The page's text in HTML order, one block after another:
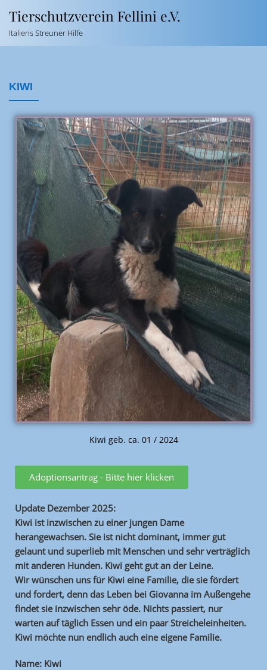
Tierschutzverein Fellini e.V.
Italiens Streuner Hilfe
KIWI
Kiwi geb. ca. 01 / 2024
Adoptionsantrag - Bitte hier klicken
Update Dezember 2025:
Kiwi ist inzwischen zu einer jungen Dame
herangewachsen. Sie ist nicht dominant, immer gut
gelaunt und superlieb mit Menschen und sehr verträglich
mit anderen Hunden. Kiwi geht gut an der Leine.
Wir wünschen uns für Kiwi eine Familie, die sie fördert
und fordert, denn das Leben bei Giovanna im Außengehe
findet sie inzwischen sehr öde. Nichts passiert, nur
warten auf täglich Essen und ein paar Streicheleinheiten.
Kiwi möchte nun endlich auch eine eigene Familie.
Name: Kiwi